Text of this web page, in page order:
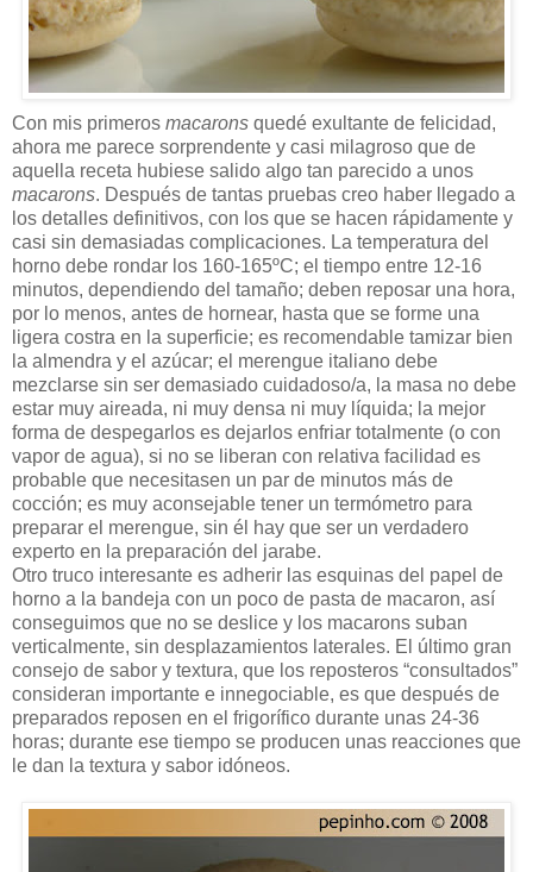
Con mis primeros macarons quedé exultante de felicidad,
ahora me parece sorprendente y casi milagroso que de
aquella receta hubiese salido algo tan parecido a unos
macarons. Después de tantas pruebas creo haber llegado a
los detalles definitivos, con los que se hacen rápidamente y
casi sin demasiadas complicaciones. La temperatura del
horno debe rondar los 160-165ºC; el tiempo entre 12-16
minutos, dependiendo del tamaño; deben reposar una hora,
por lo menos, antes de hornear, hasta que se forme una
ligera costra en la superficie; es recomendable tamizar bien
la almendra y el azúcar; el merengue italiano debe
mezclarse sin ser demasiado cuidadoso/a, la masa no debe
estar muy aireada, ni muy densa ni muy líquida; la mejor
forma de despegarlos es dejarlos enfriar totalmente (o con
vapor de agua), si no se liberan con relativa facilidad es
probable que necesitasen un par de minutos más de
cocción; es muy aconsejable tener un termómetro para
preparar el merengue, sin él hay que ser un verdadero
experto en la preparación del jarabe.
Otro truco interesante es adherir las esquinas del papel de
horno a la bandeja con un poco de pasta de macaron, así
conseguimos que no se deslice y los macarons suban
verticalmente, sin desplazamientos laterales. El último gran
consejo de sabor y textura, que los reposteros “consultados”
consideran importante e innegociable, es que después de
preparados reposen en el frigorífico durante unas 24-36
horas; durante ese tiempo se producen unas reacciones que
le dan la textura y sabor idóneos.